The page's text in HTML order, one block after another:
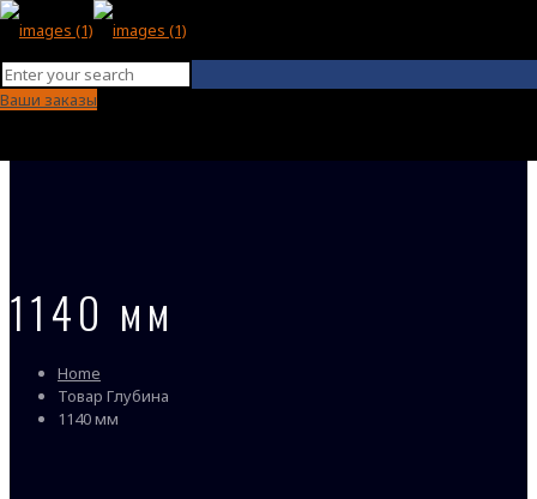
Ваши заказы
1140 мм
Home
Товар Глубина
1140 мм